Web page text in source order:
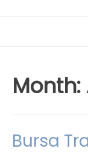
Month:
Bursa